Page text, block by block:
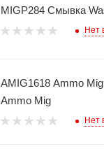
MIGP284 Смывка
Нет
AMIG1618 Ammo
Ammo Mig
Нет